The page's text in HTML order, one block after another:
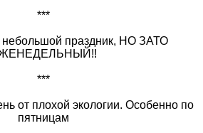
***
небольшой праздник, НО ЗАТО
***
от плохой экологии. Особенно по
пятницам